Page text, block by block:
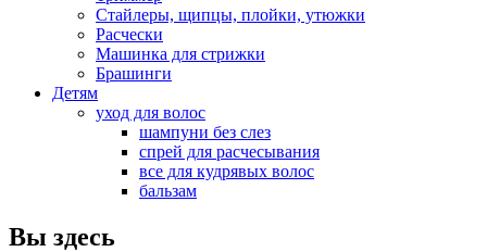
Стайлеры, щипцы, плойки, утюжки
Расчески
Машинка для стрижки
Брашинги
Детям
уход для волос
шампуни без слез
спрей для расчесывания
все для кудрявых волос
бальзам
Вы здесь